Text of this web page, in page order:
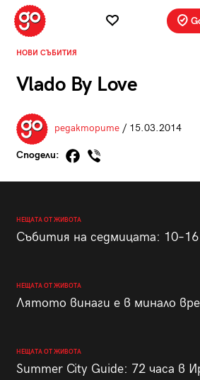
НОВИ СЪБИТИЯ
Vlado By Love
редакторите/ 15.03.2014
Сподели:
НЕЩАТА ОТ ЖИВОТА
Събития на седмицата:
НЕЩАТА ОТ ЖИВОТА
Лятото винаги е в минало
НЕЩАТА ОТ ЖИВОТА
Summer City Guide: 72 часа в